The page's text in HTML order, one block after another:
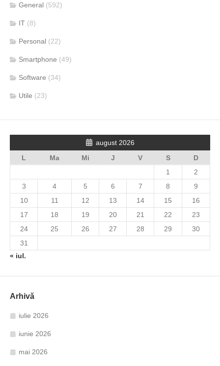
General (592)
IT (8)
Personal (22)
Smartphone (49)
Software (34)
Utile (23)
august 2026
L
Ma Mi J V S
D
1
2
3
4 5 6 7 8
9
10
11 12 13 14 15
16
17
18 19 20 21 22
23
24
25 26 27 28 29
30
31
« iul.
Arhivă
iulie 2026
iunie 2026
mai 2026